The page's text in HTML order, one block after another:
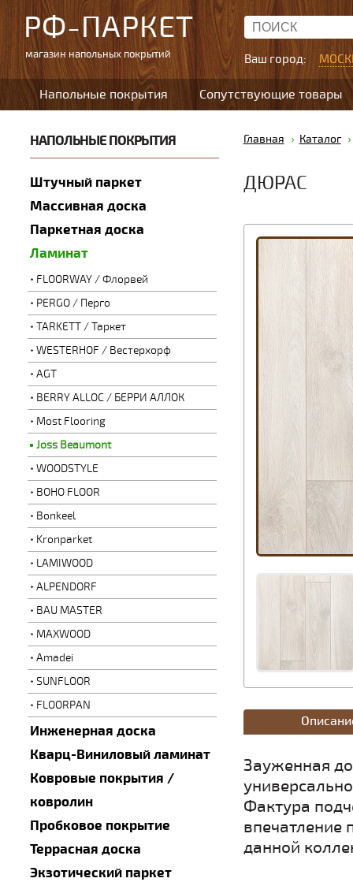
РФ-ПАРКЕТ
магазин напольных покрытий Ваш город:
Напольные покрытия Сопутствующие товары
НАПОЛЬНЫЕ ПОКРЫТИЯ
Штучный паркет
Массивная доска
Паркетная доска
Ламинат
FLOORWAY / Флорвей
PERGO / Перго
TARKETT / Таркет
WESTERHOF / Вестерхорф
AGT
BERRY ALLOC / БЕРРИ АЛЛОК
Most Flooring
Joss Beaumont
WOODSTYLE
BOHO FLOOR
Bonkeel
Kronparket
LAMIWOOD
ALPENDORF
BAU MASTER
MAXWOOD
Amadei
SUNFLOOR
FLOORPAN
Инженерная доска
Кварц-Виниловый ламинат
Ковровые покрытия /
ковролин
Пробковое покрытие
Террасная доска
Экзотический паркет
Главная Каталог
ДЮРАС
Зауженная
Фактура
впечатление
данной